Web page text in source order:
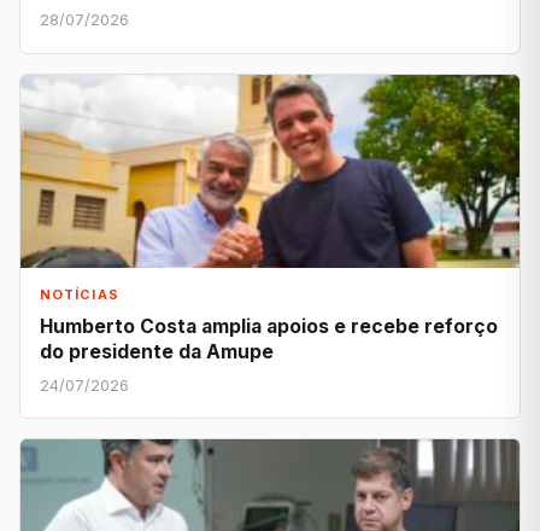
28/07/2026
NOTÍCIAS
Humberto Costa amplia apoios e recebe reforço
do presidente da Amupe
24/07/2026